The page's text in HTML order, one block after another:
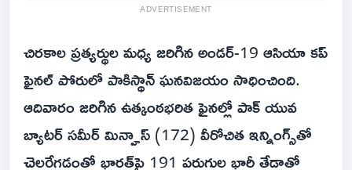
ADVERTISEMENT
చిరకాల ప్రత్యర్థుల మధ్య జరిగిన అండర్-19 ఆసియా కప్
ఫైనల్ పోరులో పాకిస్థాన్ ఘనవిజయం సాధించింది.
ఆదివారం జరిగిన ఉత్కంఠభరిత ఫైనల్లో పాక్ యువ
బ్యాటర్ సమీర్ మిన్హాస్ (172) వీరోచిత ఇన్నింగ్స్‌తో
చెలరేగడంతో భారత్‌పై 191 పరుగుల భారీ తేడాతో